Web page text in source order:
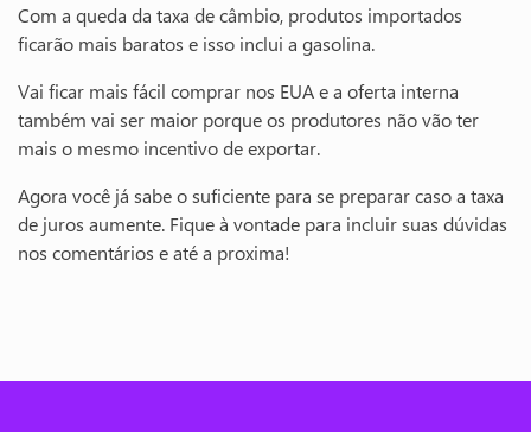
Com a queda da taxa de câmbio, produtos importados
ficarão mais baratos e isso inclui a gasolina.
Vai ficar mais fácil comprar nos EUA e a oferta interna
também vai ser maior porque os produtores não vão ter
mais o mesmo incentivo de exportar.
Agora você já sabe o suficiente para se preparar caso a taxa
de juros aumente. Fique à vontade para incluir suas dúvidas
nos comentários e até a proxima!